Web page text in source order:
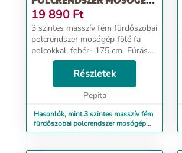
FÖLÉ FA PO...
19 890 Ft
3 szintes masszív fém fürdőszobai
polcrendszer mosógép fölé fa
polcokkal, fehér- 175 cm Fúrás
és bontás nélkül telepíthető,
könnyen összeszerelhető
fürdőszobai tároló, mely mosógép
vagy szárítógép fö...
Részletek
Pepita
Hasonlók, mint 3 szintes masszív fém
fürdőszobai polcrendszer mosógép
fölé fa po...